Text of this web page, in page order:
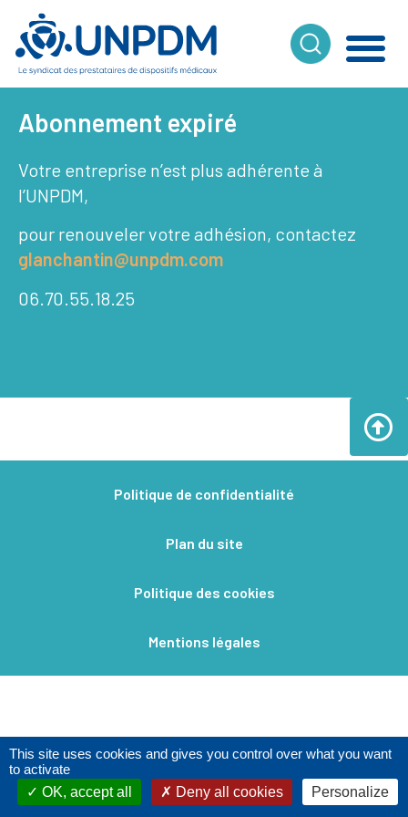
Abonnement expiré
Votre entreprise n’est plus adhérente à
l’UNPDM,
pour renouveler votre adhésion, contactez
glanchantin@unpdm.com
06.70.55.18.25
Politique de confidentialité
Plan du site
Politique des cookies
Mentions légales​
This site uses cookies and gives you control over what you want
to activate
OK, accept all
Deny all cookies Personalize